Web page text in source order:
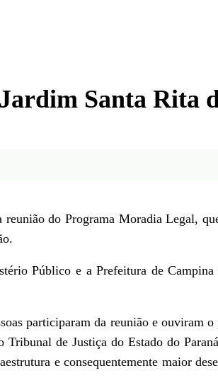
Santa Rita
do Programa Moradia Legal,
Público e a Prefeitura de Campina
participaram da reunião e ouviram
de Justiça do Estado do
e consequentemente maior